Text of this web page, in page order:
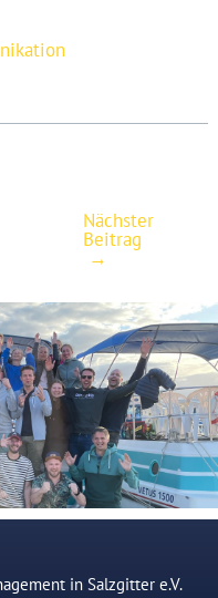
Nächster
Beitrag
→
in Salzgitter e.V.